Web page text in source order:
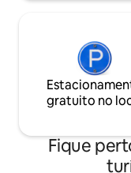
gratuito no
Fique